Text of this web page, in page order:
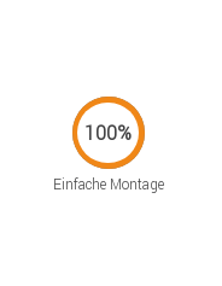
Einfache Montage